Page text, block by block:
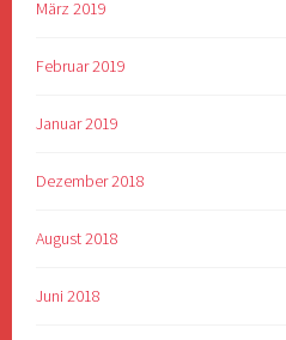
März 2019
Februar 2019
Januar 2019
Dezember 2018
August 2018
Juni 2018